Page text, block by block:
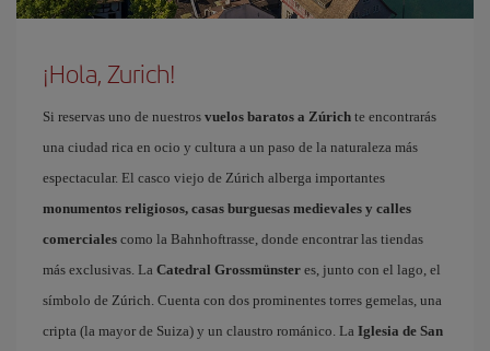
¡Hola, Zurich!
Si reservas uno de nuestros vuelos baratos a Zúrich te encontrarás
una ciudad rica en ocio y cultura a un paso de la naturaleza más
espectacular. El casco viejo de Zúrich alberga importantes
monumentos religiosos, casas burguesas medievales y calles
comerciales como la Bahnhoftrasse, donde encontrar las tiendas
más exclusivas. La Catedral Grossmünster es, junto con el lago, el
símbolo de Zúrich. Cuenta con dos prominentes torres gemelas, una
cripta (la mayor de Suiza) y un claustro románico. La Iglesia de San